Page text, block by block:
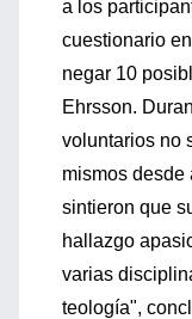
a los
cuestionario
negar 10
Ehrsson.
voluntarios no
mismos desde
sintieron que
hallazgo
varias
teología",